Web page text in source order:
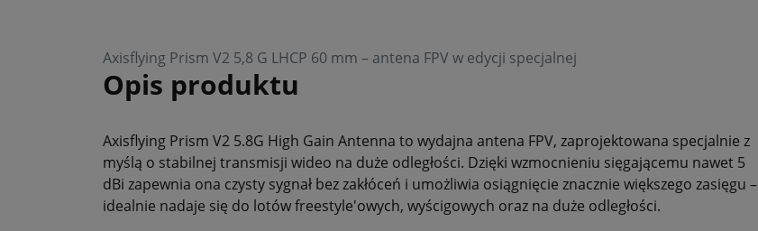
Axisflying Prism V2 5,8 G LHCP 60 mm – antena FPV w edycji specjalnej
Opis produktu
Axisflying Prism V2 5.8G High Gain Antenna to wydajna antena FPV, zaprojektowana specjalnie z
myślą o stabilnej transmisji wideo na duże odległości. Dzięki wzmocnieniu sięgającemu nawet 5
dBi zapewnia ona czysty sygnał bez zakłóceń i umożliwia osiągnięcie znacznie większego zasięgu –
idealnie nadaje się do lotów freestyle'owych, wyścigowych oraz na duże odległości.